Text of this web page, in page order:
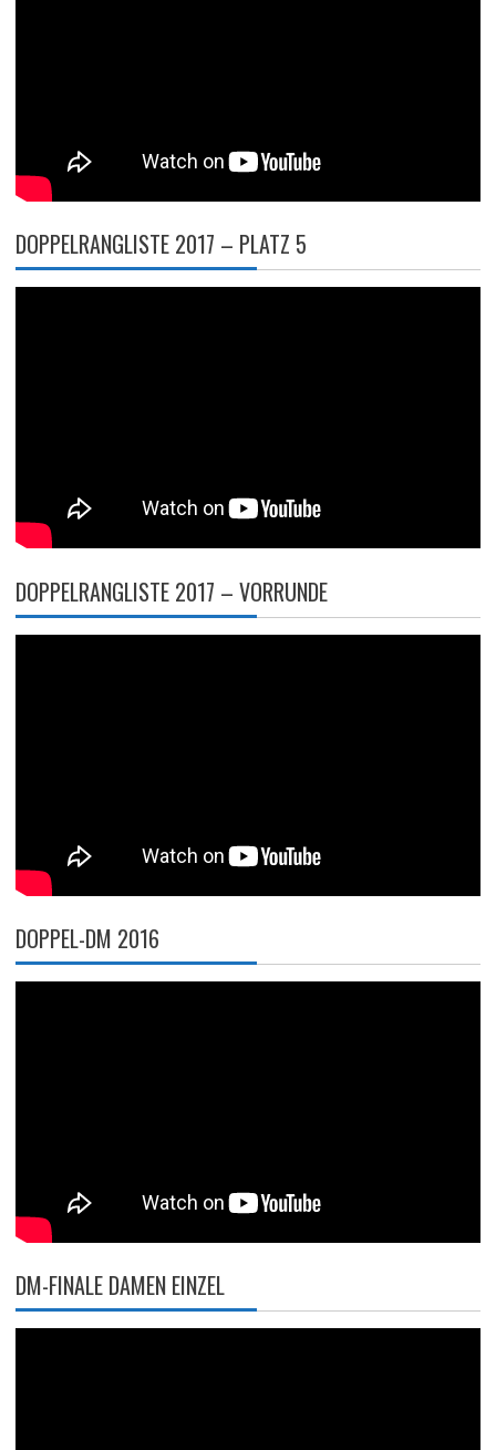
DOPPELRANGLISTE 2017 – PLATZ 5
DOPPELRANGLISTE 2017 – VORRUNDE
DOPPEL-DM 2016
DM-FINALE DAMEN EINZEL